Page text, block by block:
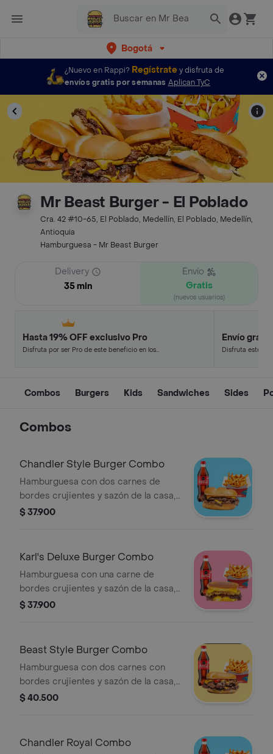
Bogotá
¿Nuevo en Rappi? Regístratey disfruta de
envíos gratis por semanas Aplican TyC
Mr Beast Burger - El Poblado
Cra. 42 #10-65, El Poblado, Medellín, El Poblado, Medellín,
Antioquia
Hamburguesa - Mr Beast Burger
Delivery
35 min
Envío
Gratis
(nuevos usuarios)
Hasta 19% OFF exclusivo Pro
Disfruta por ser Pro de este beneficio en los
Envío
Disfruta este
Combos Burgers Kids Sandwiches Sides
Combos
Chandler Style Burger Combo
Hamburguesa con dos carnes de
bordes crujientes y sazón de la casa,
queso americano, mayonesa, ketchup
$ 37.900
Karl's Deluxe Burger Combo
Hamburguesa con una carne de
bordes crujientes y sazón de la casa,
queso americano y cebolla asada
$ 37.900
Beast Style Burger Combo
Hamburguesa con dos carnes con
bordes crujientes y sazón de la casa,
queso americano, pepinillos, cebolla
bebida a elección.
$ 40.500
Chandler Royal Combo